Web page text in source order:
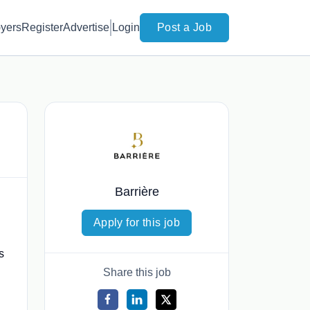
RegisterAdvertise Login Post a Job
Barrière
Apply for this job
Share this job